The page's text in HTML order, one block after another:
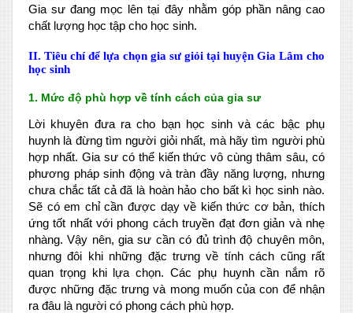
Gia sư đang mọc lên tại đây nhằm góp phần nâng cao
chất lượng học tập cho học sinh.
II. Tiêu chí để lựa chọn gia sư giỏi tại huyện Gia Lâm cho
học sinh
1. Mức độ phù hợp về tính cách của gia sư
Lời khuyên đưa ra cho bạn học sinh và các bậc phụ
huynh là đừng tìm người giỏi nhất, mà hãy tìm người phù
hợp nhất. Gia sư có thể kiến thức vô cùng thâm sâu, có
phương pháp sinh động và tràn đầy năng lượng, nhưng
chưa chắc tất cả đã là hoàn hảo cho bất kì học sinh nào.
Sẽ có em chỉ cần được dạy về kiến thức cơ bản, thích
ứng tốt nhất với phong cách truyền đạt đơn giản và nhẹ
nhàng. Vậy nên, gia sư cần có đủ trình độ chuyên môn,
nhưng đôi khi những đặc trưng về tính cách cũng rất
quan trọng khi lựa chọn. Các phụ huynh cần nắm rõ
được những đặc trưng và mong muốn của con để nhận
ra đâu là người có phong cách phù hợp.